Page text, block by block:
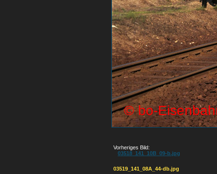
Vorheriges Bild:
03518_141_10B_09-b.jpg
03519_141_08A_44-db.jpg